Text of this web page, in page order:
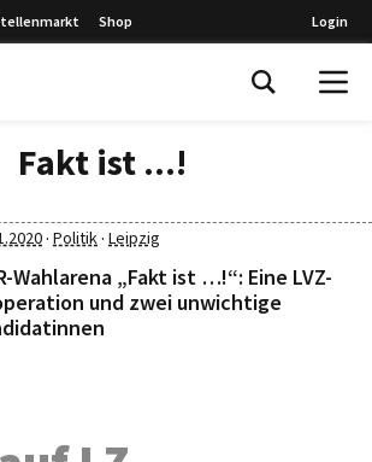
Shop Login
Fakt ist ...!
· Politik· Leipzig
Wahlarena „Fakt ist …!“: Eine LVZ-
und zwei unwichtige